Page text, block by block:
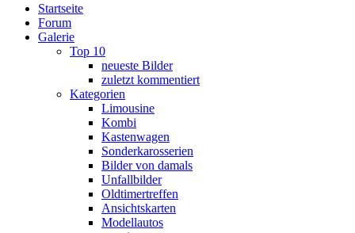
Startseite
Forum
Galerie
Top 10
neueste Bilder
zuletzt kommentiert
Kategorien
Limousine
Kombi
Kastenwagen
Sonderkarosserien
Bilder von damals
Unfallbilder
Oldtimertreffen
Ansichtskarten
Modellautos